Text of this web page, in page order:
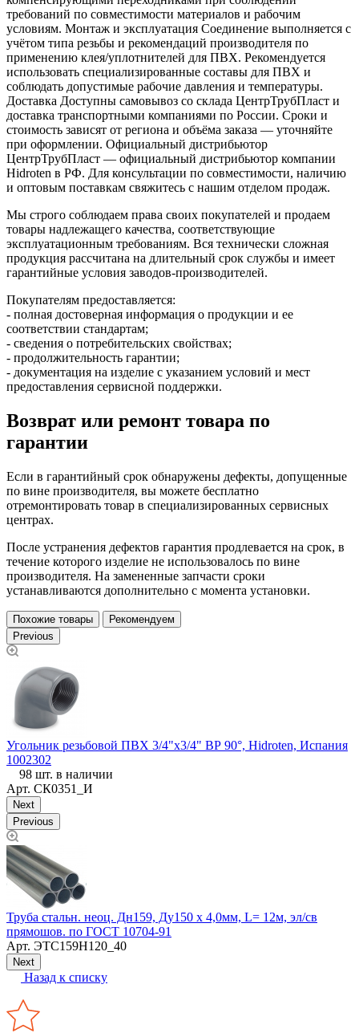
требований по совместимости материалов и рабочим
условиям. Монтаж и эксплуатация Соединение выполняется с
учётом типа резьбы и рекомендаций производителя по
применению клея/уплотнителей для ПВХ. Рекомендуется
использовать специализированные составы для ПВХ и
соблюдать допустимые рабочие давления и температуры.
Доставка Доступны самовывоз со склада ЦентрТрубПласт и
доставка транспортными компаниями по России. Сроки и
стоимость зависят от региона и объёма заказа — уточняйте
при оформлении. Официальный дистрибьютор
ЦентрТрубПласт — официальный дистрибьютор компании
Hidroten в РФ. Для консультации по совместимости, наличию
и оптовым поставкам свяжитесь с нашим отделом продаж.
Мы строго соблюдаем права своих покупателей и продаем
товары надлежащего качества, соответствующие
эксплуатационным требованиям. Вся технически сложная
продукция рассчитана на длительный срок службы и имеет
гарантийные условия заводов-производителей.
Покупателям предоставляется:
- полная достоверная информация о продукции и ее
соответствии стандартам;
- сведения о потребительских свойствах;
- продолжительность гарантии;
- документация на изделие с указанием условий и мест
предоставления сервисной поддержки.
Возврат или ремонт товара по
гарантии
Если в гарантийный срок обнаружены дефекты, допущенные
по вине производителя, вы можете бесплатно
отремонтировать товар в специализированных сервисных
центрах.
После устранения дефектов гарантия продлевается на срок, в
течение которого изделие не использовалось по вине
производителя. На замененные запчасти сроки
устанавливаются дополнительно с момента установки.
Похожие товары
Рекомендуем
Previous
Угольник резьбовой ПВХ 3/4"х3/4" ВР 90°, Hidroten, Испания
1002302
98 шт. в наличии
Арт. СК0351_И
Next
Previous
Труба стальн. неоц. Дн159, Ду150 х 4,0мм, L= 12м, эл/св
прямошов. по ГОСТ 10704-91
Арт. ЭТС159Н120_40
Next
Назад к списку